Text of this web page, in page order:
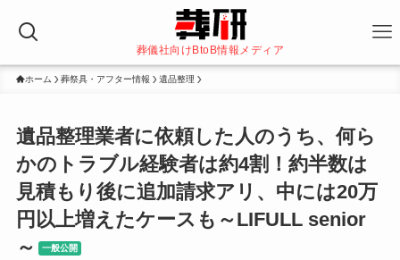
葬儀社向けBtoB情報メディア
ホーム 葬祭具・アフター情報 遺品整理
遺品整理業者に依頼した人のうち、何ら
かのトラブル経験者は約4割！約半数は
見積もり後に追加請求アリ、中には20万
円以上増えたケースも～LIFULL senior
～
一般公開